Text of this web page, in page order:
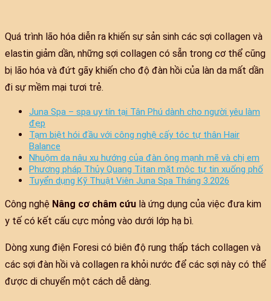
Quá trình lão hóa diễn ra khiến sự sản sinh các sợi collagen và
elastin giảm dần, những sợi collagen có sẵn trong cơ thể cũng
bị lão hóa và đứt gãy khiến cho độ đàn hồi của làn da mất dần
đi sự mềm mại tươi trẻ.
Juna Spa – spa uy tín tại Tân Phú dành cho người yêu làm
đẹp
Tạm biệt hói đầu với công nghệ cấy tóc tự thân Hair
Balance
Nhuộm da nâu xu hướng của đàn ông mạnh mẽ và chị em
Phương pháp Thủy Quang Titan mặt mộc tự tin xuống phố
Tuyển dụng Kỹ Thuật Viên Juna Spa Tháng 3.2026
Công nghệ Nâng cơ châm cứu là ứng dụng của việc đưa kim
y tế có kết cấu cực mỏng vào dưới lớp hạ bì.
Dòng xung điện Foresi có biên độ rung thấp tách collagen và
các sợi đàn hồi và collagen ra khỏi nước để các sợi này có thể
được di chuyển một cách dễ dàng.